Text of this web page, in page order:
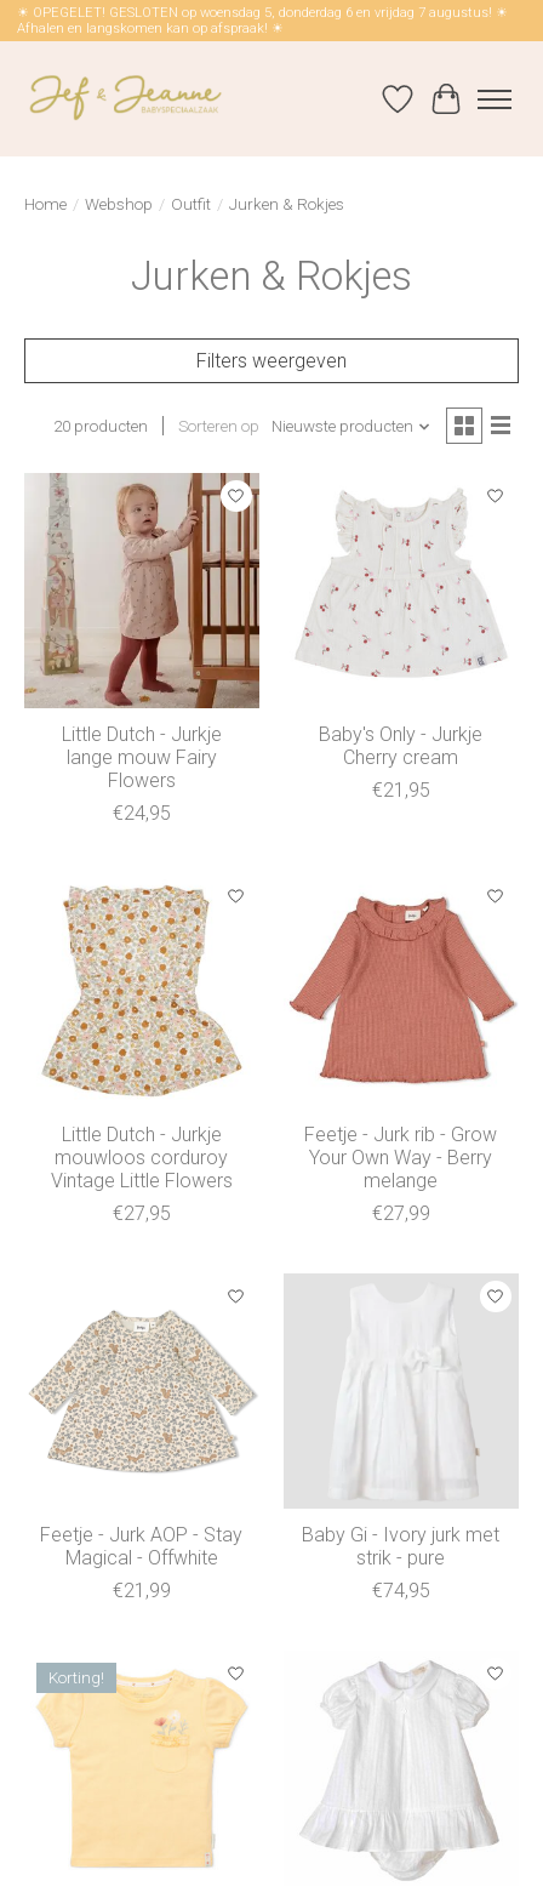
☀ OPEGELET! GESLOTEN op woensdag 5, donderdag 6 en vrijdag 7 augustus! ☀
Afhalen en langskomen kan op afspraak! ☀
Verlanglijst
Home / Webshop / Outfit / Jurken & Rokjes
Jurken & Rokjes
Filters weergeven
20 producten Sorteren op Nieuwste producten
Little Dutch - Jurkje
lange mouw Fairy
Flowers
€24,95
Baby's Only - Jurkje
Cherry cream
€21,95
Little Dutch - Jurkje
mouwloos corduroy
Vintage Little Flowers
€27,95
Feetje - Jurk rib - Grow
Your Own Way - Berry
melange
€27,99
Feetje - Jurk AOP - Stay
Magical - Offwhite
€21,99
Baby Gi - Ivory jurk met
strik - pure
€74,95
Korting!